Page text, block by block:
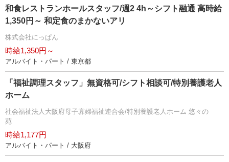
和食レストランホールスタッフ/週2 4h～シフト融通 高時給
1,350円～ 和定食のまかないアリ
株式会社にっぱん
時給1,350円～
アルバイト・パート / 東京都
「福祉調理スタッフ」無資格可/シフト相談可/特別養護老人
ホーム
社会福祉法人大阪府母子寡婦福祉連合会/特別養護老人ホーム 悠々の
苑
時給1,177円
アルバイト・パート / 大阪府